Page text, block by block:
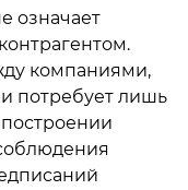
означает
компаниями,
потребует лишь